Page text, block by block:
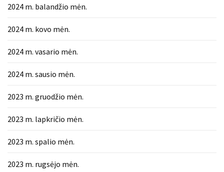
2024 m. balandžio mėn.
2024 m. kovo mėn.
2024 m. vasario mėn.
2024 m. sausio mėn.
2023 m. gruodžio mėn.
2023 m. lapkričio mėn.
2023 m. spalio mėn.
2023 m. rugsėjo mėn.